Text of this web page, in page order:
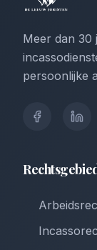
Meer dan 30
persoonlijke